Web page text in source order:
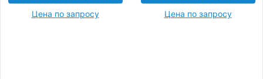
Цена по запросу
Цена по запросу